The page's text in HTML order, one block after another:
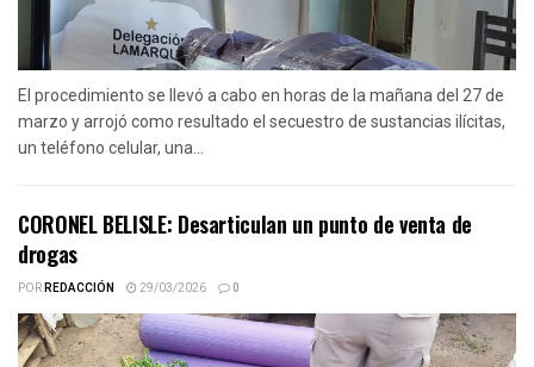
El procedimiento se llevó a cabo en horas de la mañana del 27 de
marzo y arrojó como resultado el secuestro de sustancias ilícitas,
un teléfono celular, una...
CORONEL BELISLE: Desarticulan un punto de venta de
drogas
PORREDACCIÓN 29/03/2026 0